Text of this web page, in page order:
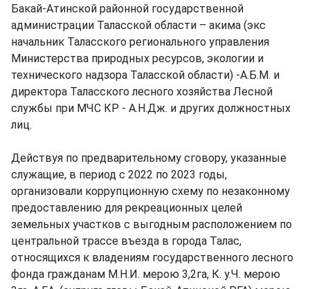
Бакай-Атинской районной государственной
администрации Таласской области – акима (экс
начальник Таласского регионального управления
Министерства природных ресурсов, экологии и
технического надзора Таласской области) -А.Б.М. и
директора Таласского лесного хозяйства Лесной
службы при МЧС КР - А.Н.Дж. и других должностных
лиц.
Действуя по предварительному сговору, указанные
служащие, в период с 2022 по 2023 годы,
организовали коррупционную схему по незаконному
предоставлению для рекреационных целей
земельных участков с выгодным расположением по
центральной трассе въезда в города Талас,
относящихся к владениям государственного лесного
фонда гражданам М.Н.И. мерою 3,2га, К. у.Ч. мерою